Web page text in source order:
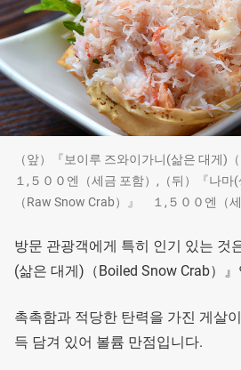
（앞）『보이루 즈와이가니(삶은 대게)
１,５００엔（세금 포함）,（뒤）『나마
（Raw Snow Crab）』 １,５００엔（세
방문 관광객에게 특히 인기 있는 것
(삶은 대게)（Boiled Snow Crab）
촉촉함과 적당한 탄력을 가진 게살
득 담겨 있어 볼륨 만점입니다.